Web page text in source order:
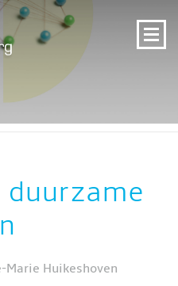
duurzame
Marie Huikeshoven